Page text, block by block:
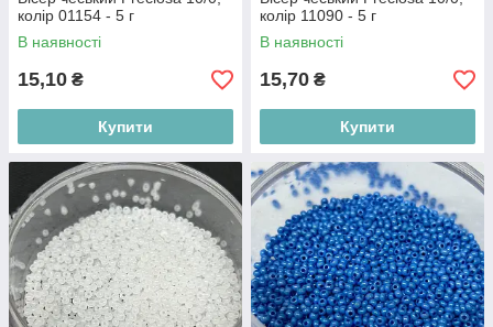
колір 01154 - 5 г
В наявності
15,10 ₴
Купити
колір 11090 - 5 г
В наявності
15,70 ₴
Купити